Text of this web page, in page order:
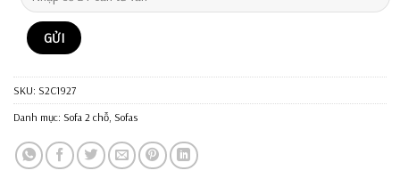
SKU: S2C1927
Danh mục: Sofa 2 chỗ, Sofas